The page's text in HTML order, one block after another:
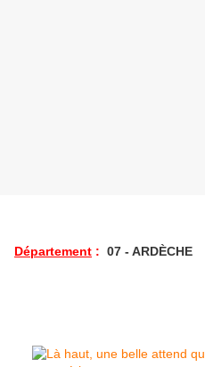
Département : 07 - ARDÈCHE